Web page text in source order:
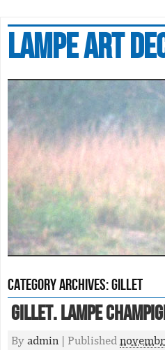
Lampe art
Category Archives:gillet
GILLET. Lampe
By admin | Published